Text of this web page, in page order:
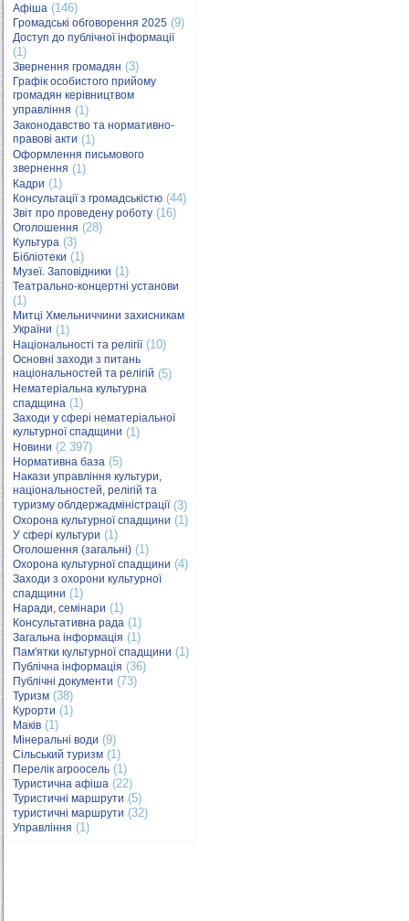
Афіша (146)
Громадські обговорення 2025 (9)
Доступ до публічної інформації
(1)
Звернення громадян (3)
Графік особистого прийому
громадян керівництвом
управління (1)
Законодавство та нормативно-
правові акти (1)
Оформлення письмового
звернення (1)
Кадри (1)
Консультації з громадськістю (44)
Звіт про проведену роботу (16)
Оголошення (28)
Культура (3)
Бібліотеки (1)
Музеї. Заповідники (1)
Театрально-концертні установи
(1)
Митці Хмельниччини захисникам
України (1)
Національності та релігії(10)
Основні заходи з питань
національностей та релігій (5)
Нематеріальна культурна
спадщина (1)
Заходи у сфері нематеріальної
культурної спадщини (1)
Новини (2 397)
Нормативна база (5)
Накази управління культури,
національностей, релігій та
туризму облдержадміністрації(3)
Охорона культурної спадщини (1)
У сфері культури (1)
Оголошення (загальні) (1)
Охорона культурної спадщини (4)
Заходи з охорони культурної
спадщини (1)
Наради, семінари (1)
Консультативна рада (1)
Загальна інформація (1)
Пам'ятки культурної спадщини (1)
Публічна інформація (36)
Публічні документи (73)
Туризм (38)
Курорти (1)
Маків (1)
Мінеральні води (9)
Сільський туризм (1)
Перелік агроосель (1)
Туристична афіша (22)
Туристичні маршрути (5)
туристичні маршрути (32)
Управління (1)